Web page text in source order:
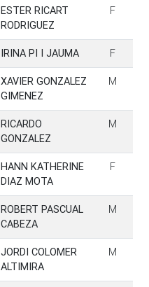
ESTER RICART
RODRIGUEZ
F
IRINA PI I JAUMA F
XAVIER GONZALEZ
GIMENEZ
M
RICARDO
GONZALEZ
M
HANN KATHERINE
DIAZ MOTA
F
ROBERT PASCUAL
CABEZA
M
JORDI COLOMER
ALTIMIRA
M